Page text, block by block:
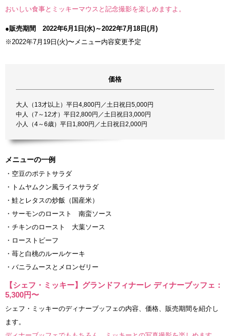
おいしい食事とミッキーマウスと記念撮影を楽しめますよ。
●販売期間 2022年6月1日(水)～2022年7月18日(月)
※2022年7月19日(火)〜メニュー内容変更予定
価格
大人（13才以上）平日4,800円／土日祝日5,000円
中人（7～12才）平日2,800円／土日祝日3,000円
小人（4～6歳）平日1,800円／土日祝日2,000円
メニューの一例
・空豆のポテトサラダ
・トムヤムクン風ライスサラダ
・鮭とレタスの炒飯（国産米）
・サーモンのロースト 南蛮ソース
・チキンのロースト 大葉ソース
・ローストビーフ
・苺と白桃のルールケーキ
・バニラムースとメロンゼリー
【シェフ・ミッキー】グランドフィナーレ ディナーブッフェ：
5,300円〜
シェフ・ミッキーのディナーブッフェの内容、価格、販売期間を紹介し
ます。